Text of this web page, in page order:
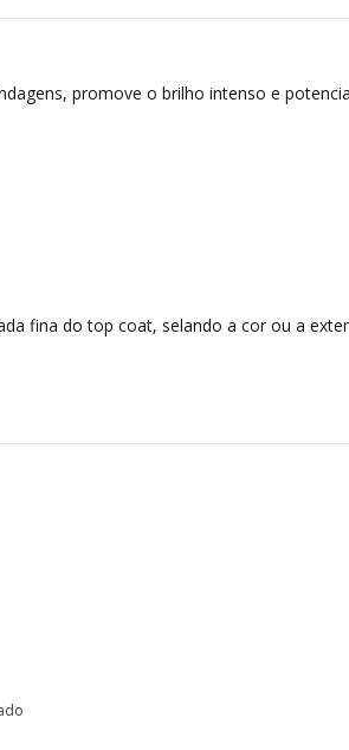
promove o brilho intenso e
fina do top coat, selando a cor ou a